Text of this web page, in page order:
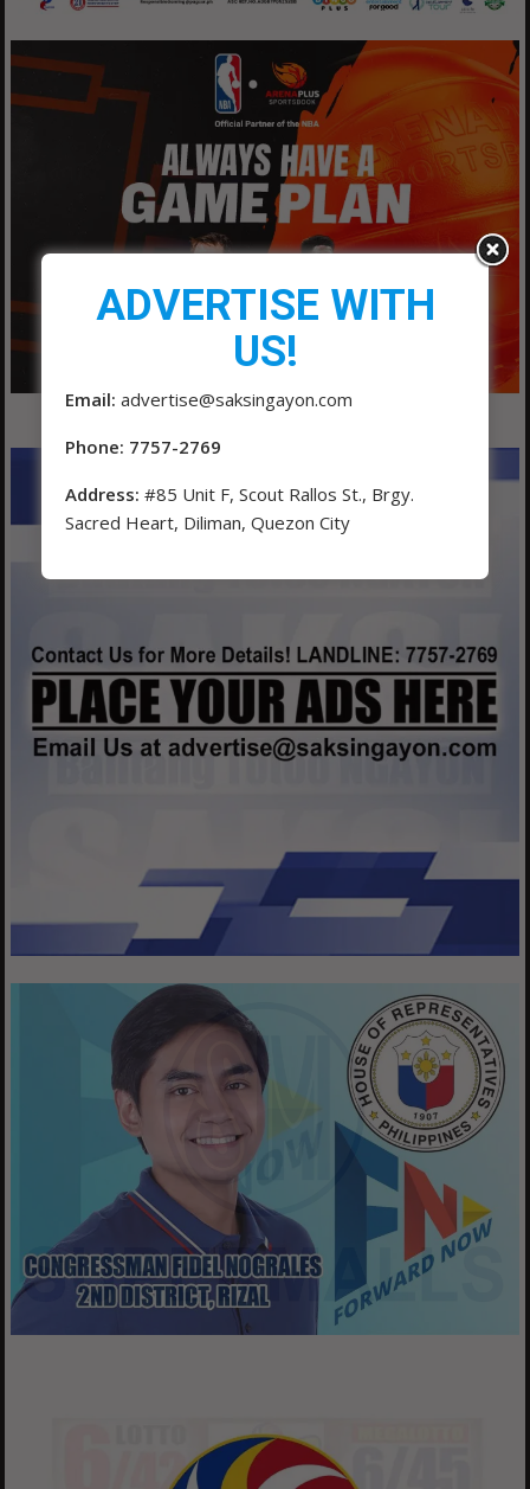
ADVERTISE WITH
US!
Email: advertise@saksingayon.com
Phone: 7757-2769
Address: #85 Unit F, Scout Rallos St., Brgy.
Sacred Heart, Diliman, Quezon City